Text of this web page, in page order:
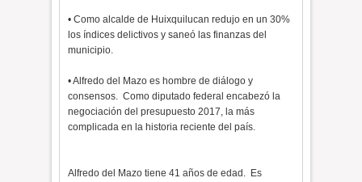
• Como alcalde de Huixquilucan redujo en un 30%
los índices delictivos y saneó las finanzas del
municipio.
• Alfredo del Mazo es hombre de diálogo y
consensos. Como diputado federal encabezó la
negociación del presupuesto 2017, la más
complicada en la historia reciente del país.
Alfredo del Mazo tiene 41 años de edad. Es